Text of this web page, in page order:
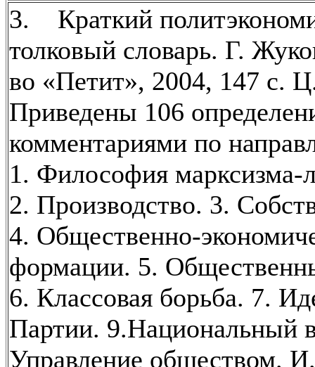
3. Краткий
толковый словарь. Г.
во «Петит», 2004, 147 с.
Приведены 106
комментариями по
1. Философия марксизма-
2. Производство. 3.
4. Общественно-
формации. 5.
6. Классовая борьба. 7.
Партии. 9.Национальный
Управление обществом.